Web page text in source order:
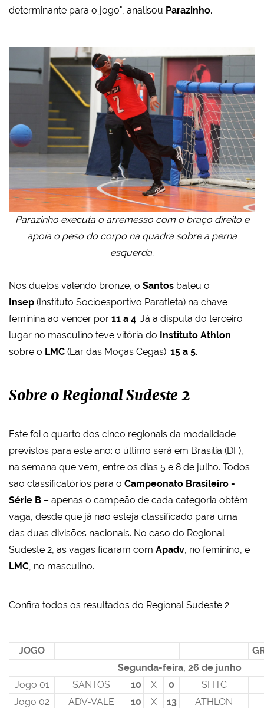
determinante para o jogo", analisou Parazinho.
Parazinho executa o arremesso com o braço direito e
apoia o peso do corpo na quadra sobre a perna
esquerda.
Nos duelos valendo bronze, o Santos bateu o
Insep (Instituto Socioesportivo Paratleta) na chave
feminina ao vencer por 11 a 4. Já a disputa do terceiro
lugar no masculino teve vitória do Instituto Athlon
sobre o LMC (Lar das Moças Cegas): 15 a 5.
Sobre o Regional Sudeste 2
Este foi o quarto dos cinco regionais da modalidade
previstos para este ano: o último será em Brasília (DF),
na semana que vem, entre os dias 5 e 8 de julho. Todos
são classificatórios para o Campeonato Brasileiro -
Série B – apenas o campeão de cada categoria obtém
vaga, desde que já não esteja classificado para uma
das duas divisões nacionais. No caso do Regional
Sudeste 2, as vagas ficaram com Apadv , no feminino, e
LMC , no masculino.
Confira todos os resultados do Regional Sudeste 2:
JOGO
Segunda-feira, 26 de junho
Jogo 01
SANTOS 10 X 0
SFITC
Jogo 02
ADV-VALE 10 X 13
ATHLON